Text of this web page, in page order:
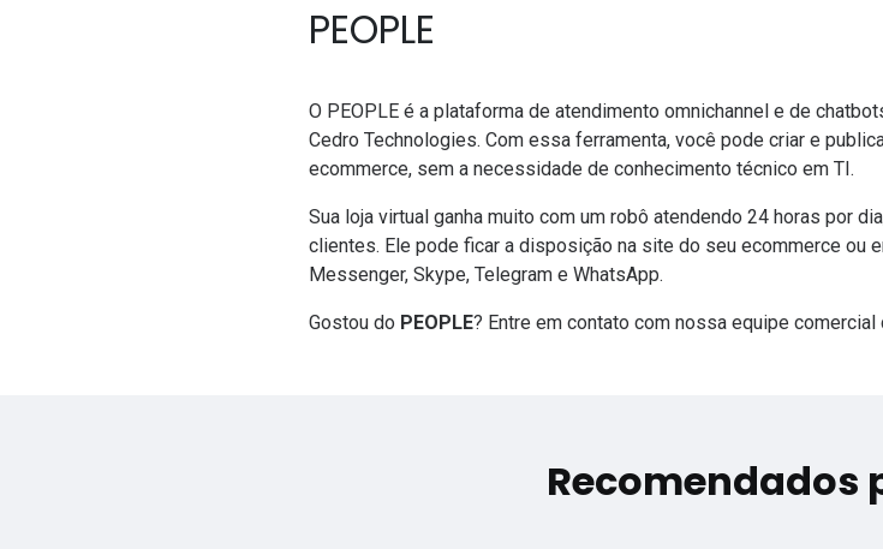
PEOPLE
O PEOPLE é a plataforma de atendimento omnichannel e de
Cedro Technologies. Com essa ferramenta, você pode criar e
ecommerce, sem a necessidade de conhecimento técnico em TI.
Sua loja virtual ganha muito com um robô atendendo 24 horas por
clientes. Ele pode ficar a disposição na site do seu ecommerce ou
Messenger, Skype, Telegram eWhatsApp.
Gostou do PEOPLE? Entre em contato com nossa equipe comercial
Recomendados